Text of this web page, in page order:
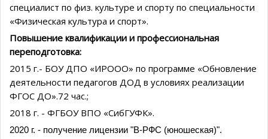
специалист по физ. культуре и спорту по специальности
«Физическая культура и спорт».
Повышение квалификации и профессиональная
переподготовка:
2015 г.- БОУ ДПО «ИРООО» по программе «Обновление
деятельности педагогов ДОД в условиях реализации
ФГОС ДО».72 час.;
2018 г. - ФГБОУ ВПО «СибГУФК».
2020 г. - получение лицензии "В-РФС (юношеская)".